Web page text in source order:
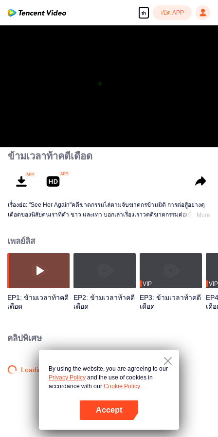
th เปิด APP
ข้ามเวลาท้าคดีเดือด
เรื่องย่อ: "See Her Again"คดีฆาตกรรมไล่ตามจับฆาตกรข้ามมิติ การต่อสู้อย่างดุ
เดือดของนิสัยคนเราที่ดำ ขาว และเทา บอกเล่าเรื่องเราวคดีฆาตกรรมต่อเนื่องที่
ของคดี พิทักษ์ความยุติธรรม
More
เพลย์ลิส
EP1: ข้ามเวลาท้าคดี
เดือด
EP2: ข้ามเวลาท้าคดี
เดือด
VIP
EP3: ข้ามเวลาท้าคดี
เดือด
VIP
เดื
คลิปพิเศษ
Loading…By using the website, you are agreeing to our
Privacy Policy and the use of cookies in
accordance with our Cookie Policy.
Accept